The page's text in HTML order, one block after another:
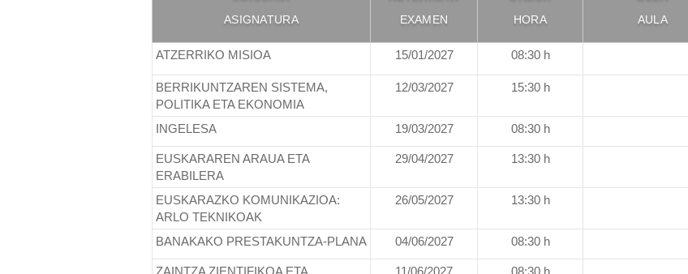
ASIGNATURA
EXAMEN
HORA
AULA
ATZERRIKO MISIOA 15/01/2027 08:30 h
BERRIKUNTZAREN SISTEMA,
POLITIKA ETA EKONOMIA
12/03/2027 15:30 h
INGELESA 19/03/2027 08:30 h
EUSKARAREN ARAUA ETA
ERABILERA
29/04/2027 13:30 h
EUSKARAZKO KOMUNIKAZIOA:
ARLO TEKNIKOAK
26/05/2027 13:30 h
BANAKAKO PRESTAKUNTZA-PLANA 04/06/2027 08:30 h
ZAINTZA ZIENTIFIKOA ETA
11/06/2027 08:30 h